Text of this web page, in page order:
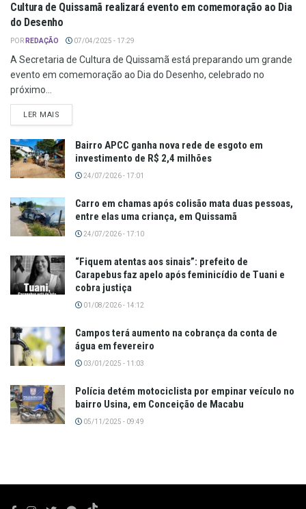
Cultura de Quissamã realizará evento em comemoração ao Dia
do Desenho
POR REDAÇÃO 07/04/2025 - 17:29
A Secretaria de Cultura de Quissamã está preparando um grande
evento em comemoração ao Dia do Desenho, celebrado no
próximo...
LER MAIS
Bairro APCC ganha nova rede de esgoto em
investimento de R$ 2,4 milhões
24/07/2026 - 17:01
Carro em chamas após colisão mata duas pessoas,
entre elas uma criança, em Quissamã
24/07/2026 - 17:10
“Fiquem atentas aos sinais”: prefeito de
Carapebus faz apelo após feminicídio de Tuani e
cobra justiça
01/08/2026 - 14:12
Campos terá aumento na cobrança da conta de
água em fevereiro
03/01/2025 - 11:03
Polícia detém motociclista por empinar veículo no
bairro Usina, em Conceição de Macabu
05/11/2025 - 09:49